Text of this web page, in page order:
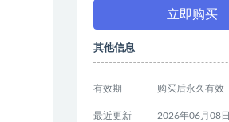
立即购买
其他信息
有效期 购买后永久有效
最近更新 2026年06月08日